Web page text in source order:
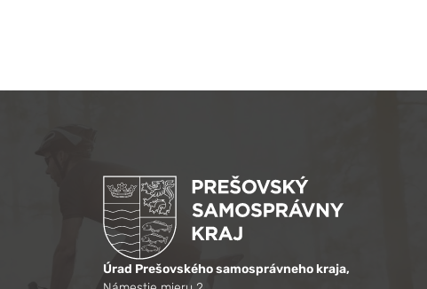
Úrad Prešovského samosprávneho kraja,